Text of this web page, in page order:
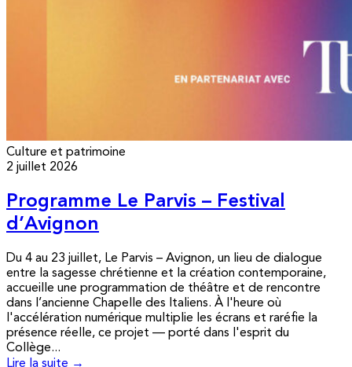
Culture et patrimoine
2 juillet 2026
Programme Le Parvis – Festival
d’Avignon
Du 4 au 23 juillet, Le Parvis – Avignon, un lieu de dialogue
entre la sagesse chrétienne et la création contemporaine,
accueille une programmation de théâtre et de rencontre
dans l’ancienne Chapelle des Italiens. À l'heure où
l'accélération numérique multiplie les écrans et raréfie la
présence réelle, ce projet — porté dans l'esprit du
Collège...
Lire la suite →